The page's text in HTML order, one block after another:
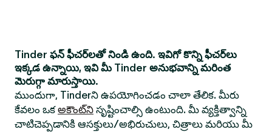
Tinder ఫన్ ఫీచర్‌లతో నిండి ఉంది. ఇవిగో కొన్ని ఫీచర్‌లు
ఇక్కడ ఉన్నాయి, ఇవి మీ Tinder అనుభవాన్ని మరింత
మెరుగ్గా మారుస్తాయి.
ముందుగా, Tinderని ఉపయోగించడం చాలా తేలిక. మీరు
కేవలం ఒకఅకౌంట్‌ని సృష్టించాల్సి ఉంటుంది. మీ వ్యక్తిత్వాన్ని
చాటిచెప్పడానికి ఆసక్తులు/అభిరుచులు, చిత్రాలు మరియు మీ